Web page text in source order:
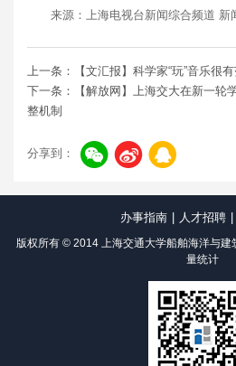
来源：上海电视台新闻综合频道 新
上一条：【文汇报】科学家“玩”音乐很
下一条：【解放网】上海交大在新一轮
整机制
分享到：
办事指南 人才招聘
版权所有 © 2014 上海交通大学船舶海洋与建
量统计